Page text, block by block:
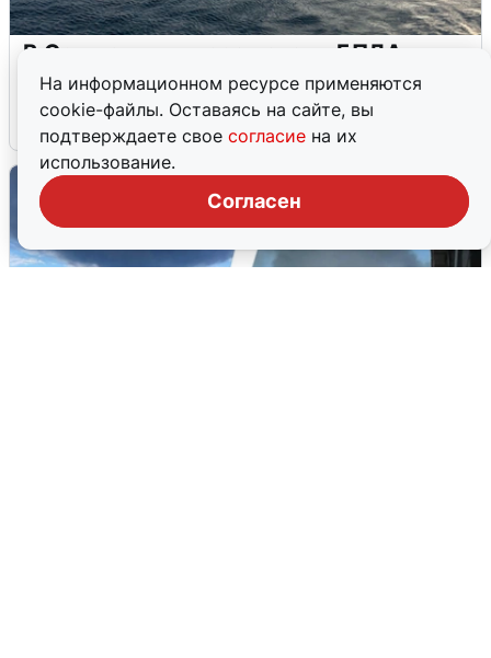
На информационном ресурсе применяются
cookie-файлы. Оставаясь на сайте, вы
подтверждаете свое согласие на их
использование.
Согласен
В Сочи сняли угрозу атаки БПЛА,
аэропорт закрыт
6 августа 0